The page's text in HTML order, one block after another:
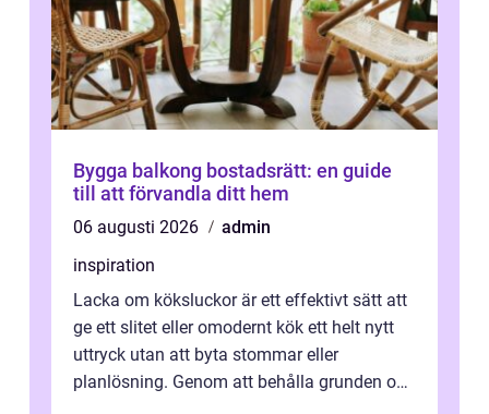
Bygga balkong bostadsrätt: en guide
till att förvandla ditt hem
06 augusti 2026
admin
inspiration
Lacka om köksluckor är ett effektivt sätt att
ge ett slitet eller omodernt kök ett helt nytt
uttryck utan att byta stommar eller
planlösning. Genom att behålla grunden och